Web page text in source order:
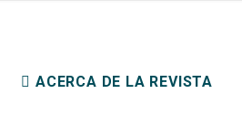
ACERCA DE LA REVISTA